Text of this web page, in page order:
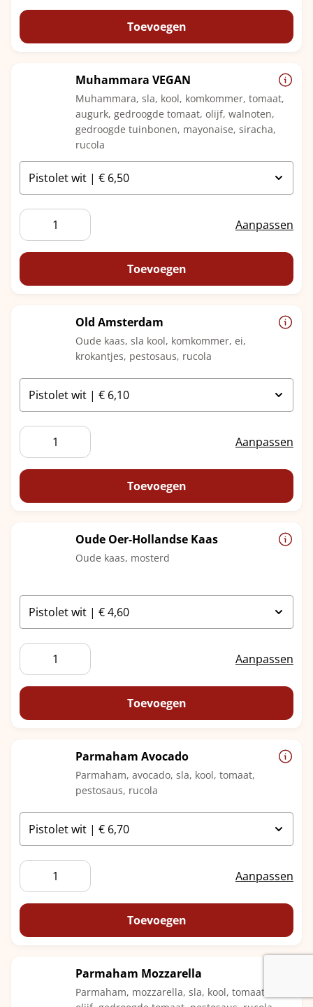
aantal
Toevoegen
Muhammara VEGAN
Muhammara, sla, kool, komkommer, tomaat,
augurk, gedroogde tomaat, olijf, walnoten,
gedroogde tuinbonen, mayonaise, siracha,
rucola
Muhammara
VEGAN
aantal
Aanpassen
Toevoegen
Old Amsterdam
Oude kaas, sla kool, komkommer, ei,
krokantjes, pestosaus, rucola
Old
Amsterdam
aantal
Aanpassen
Toevoegen
Oude Oer-Hollandse Kaas
Oude kaas, mosterd
Oude
Oer-
Hollandse
aantal
Aanpassen
Toevoegen
Parmaham Avocado
Parmaham, avocado, sla, kool, tomaat,
pestosaus, rucola
Parmaham
Avocado
aantal
Aanpassen
Toevoegen
Parmaham Mozzarella
Parmaham, mozzarella, sla, kool, tomaat,